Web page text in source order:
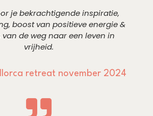
je bekrachtigende inspiratie,
boost van positieve energie &
van de weg naar een leven in
vrijheid.
retreat november 2024
